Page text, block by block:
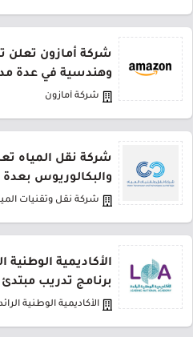
شركة أمازون تعلن
وهندسية في عدة
شركة أمازون
شركة نقل المياه
والبكالوريوس
شركة نقل وتقنيات
الأكاديمية الوطنية
برنامج تدريب
الأكاديمية الوطنية